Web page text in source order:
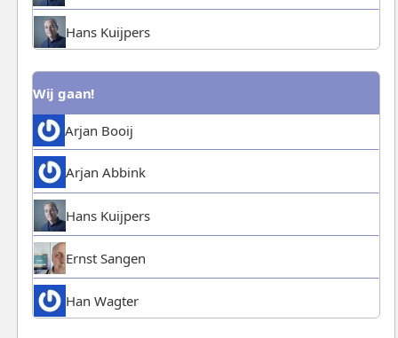
Hans Kuijpers
Wij gaan!
Arjan Booij
Arjan Abbink
Hans Kuijpers
Ernst Sangen
Han Wagter